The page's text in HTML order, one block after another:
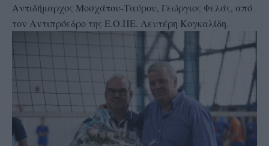
Αντιδήμαρχος Μοσχάτου-Ταύρου, Γεώργιος Φελάς, από
τον Αντιπρόεδρο της Ε.Ο.ΠΕ. Λευτέρη Κογκαλίδη.